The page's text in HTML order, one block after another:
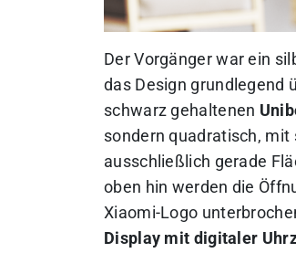
Der Vorgänger war ein
das Design grundlegend
schwarz gehaltenen
sondern quadratisch,
ausschließlich gerade
oben hin werden die
Xiaomi-Logo
Display mit digitaler